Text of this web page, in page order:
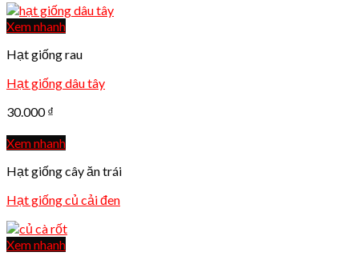
Xem nhanh
Hạt giống rau
Hạt giống dâu tây
30.000₫
Xem nhanh
Hạt giống cây ăn trái
Hạt giống củ cải đen
Xem nhanh